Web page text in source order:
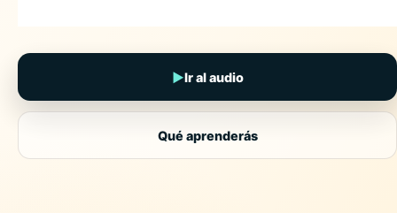
▶Ir al audio
Qué aprenderás